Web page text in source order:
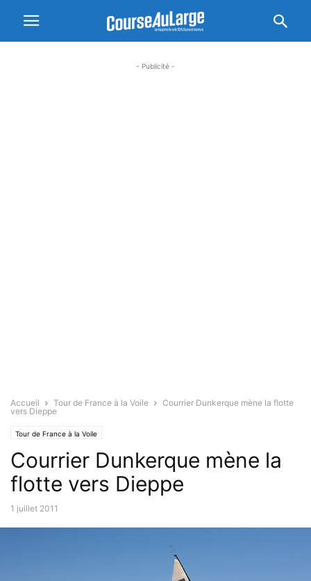
- Publicité -
Accueil Tour de France à la Voile
Courrier Dunkerque mène la flotte
vers Dieppe
Tour de France à la Voile
Courrier Dunkerque mène la
flotte vers Dieppe
1 juillet 2011